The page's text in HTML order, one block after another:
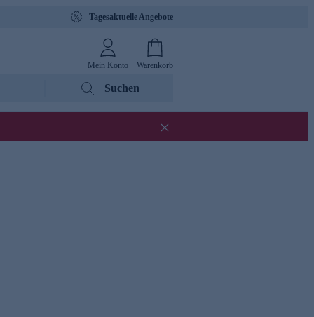
Tagesaktuelle Angebote
Mein Konto Warenkorb
Suchen